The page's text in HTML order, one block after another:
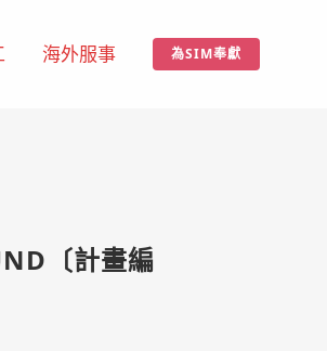
為SIM奉獻
海外服事
〔計畫編